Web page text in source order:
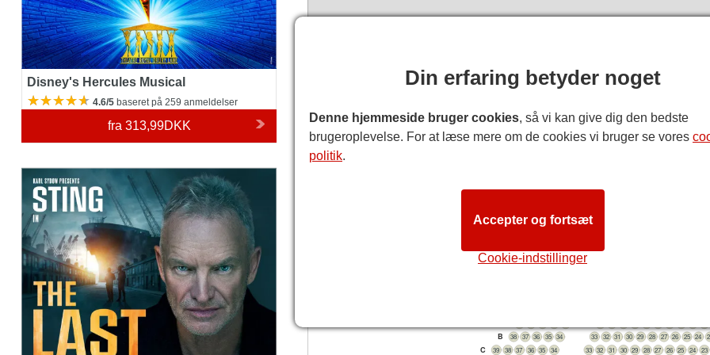
Disney's Hercules Musical
4.6/5 baseret på 259 anmeldelser
fra 313,99DKK
The Last Ship
Theatre Royal Drury Lane salsplan
teatrets faktiske grundplan. Vi anbefaler, at kunder med særlige
24
25
26
27
28
29
30
31
32
33
34
35
36
37
38
B
23
24
25
26
27
28
29
30
31
32
33
34
35
36
37
38
39
C
Din erfaring betyder noget
Denne hjemmeside bruger cookies, så vi kan give dig den bedste
brugeroplevelse. For at læse mere om de cookies vi bruger se vores
politik.
Cookie-indstillinger
Accepter og fortsæt